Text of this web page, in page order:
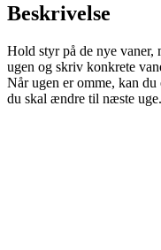
Beskrivelse
Hold styr på de nye vaner,
ugen og skriv konkrete
Når ugen er omme, kan
du skal ændre til næste uge.